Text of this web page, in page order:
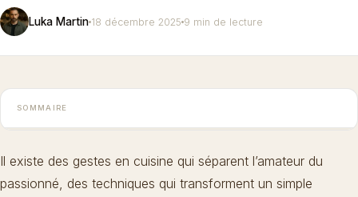
Luka Martin 18 décembre 2025 9 min de lecture
SOMMAIRE
Il existe des gestes en cuisine qui séparent l’amateur du
passionné, des techniques qui transforment un simple